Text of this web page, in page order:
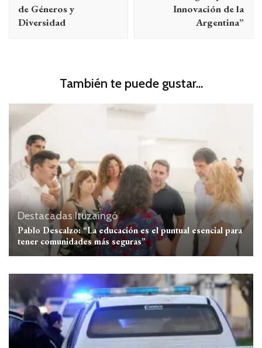
de Géneros y
Diversidad
Innovación de la
Argentina”
También te puede gustar...
Destacadas Ituzaingó
Pablo Descalzo: “La educación es el puntual esencial para
tener comunidades más seguras”